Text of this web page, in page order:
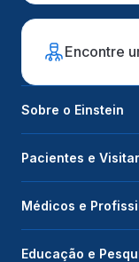
Encontre
Sobre o Einstein
Pacientes e
Médicos e
Educação e